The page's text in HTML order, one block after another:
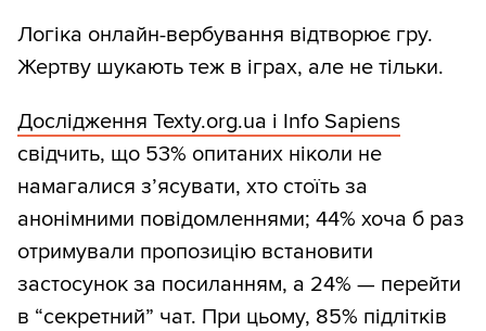
Логіка онлайн-вербування відтворює гру.
Жертву шукають теж в іграх, але не тільки.
Дослідження Texty.org.ua і Info Sapiens
свідчить, що 53% опитаних ніколи не
намагалися з’ясувати, хто стоїть за
анонімними повідомленнями; 44% хоча б раз
отримували пропозицію встановити
застосунок за посиланням, а 24% — перейти
в “секретний” чат. При цьому, 85% підлітків